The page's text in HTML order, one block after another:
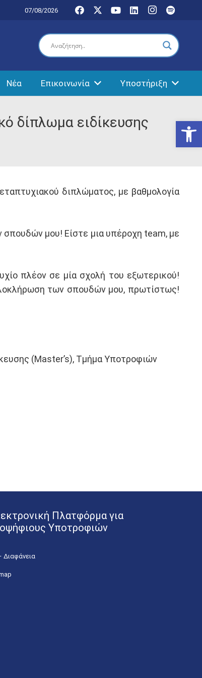
07/08/2026
Νέα Επικοινωνία Υποστήριξη
δίπλωμα ειδίκευσης
διπλώματος, με βαθμολογία
σπουδών μου! Είστε μια υπέροχη team, με
πλέον σε μία σχολή του εξωτερικού!
των σπουδών μου, πρωτίστως!
(Master’s), Τμήμα Υποτροφιών
Πλατφόρμα για
Υποτροφιών
Διαφάνεια